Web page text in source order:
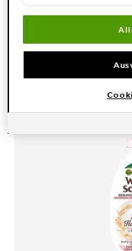
International
Eco
Score
das Haar vom
DEINE